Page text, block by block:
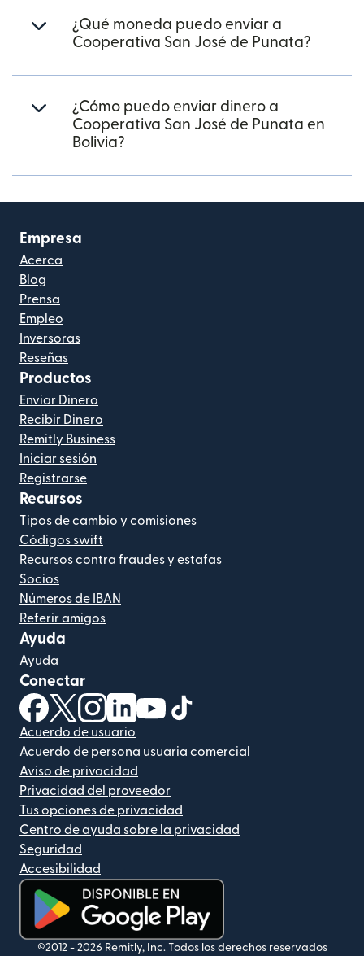
¿Qué moneda puedo enviar a
Cooperativa San José de Punata?
¿Cómo puedo enviar dinero a
Cooperativa San José de Punata en
Bolivia?
Empresa
Acerca
Blog
Prensa
Empleo
Inversoras
Reseñas
Productos
Enviar Dinero
Recibir Dinero
Remitly Business
Iniciar sesión
Registrarse
Recursos
Tipos de cambio y comisiones
Códigos swift
Recursos contra fraudes y estafas
Socios
Números de IBAN
Referir amigos
Ayuda
Ayuda
Conectar
(se abre en una ventana nueva)
(se abre en una ventana nueva)
(se abre en una ventana nueva)
(se abre en una ventana nueva)
(se abre en una ventana nueva)
Acuerdo de usuario
Acuerdo de persona usuaria comercial
Aviso de privacidad
Privacidad del proveedor
Tus opciones de privacidad
Centro de ayuda sobre la privacidad
Seguridad
Accesibilidad
(se abre en una ventana nueva)
©2012 - 2026 Remitly, Inc. Todos los derechos reservados